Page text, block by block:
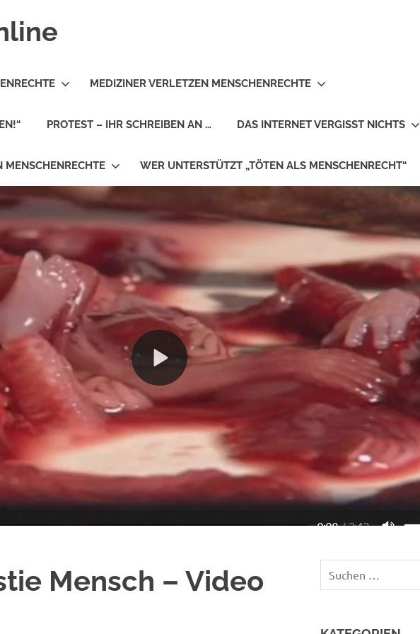
MEDIZINER VERLETZEN MENSCHENRECHTE
PROTEST – IHR SCHREIBEN AN … DAS INTERNET VERGISST NICHTS
MENSCHENRECHTE WER UNTERSTÜTZT „TÖTEN ALS MENSCHENRECHT“
Mensch – Video
Suchen